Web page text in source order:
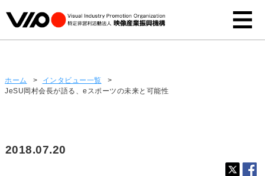
ホーム > インタビュー一覧
>
JeSU岡村会長が語る、eスポーツの未来と可能性
2018.07.20